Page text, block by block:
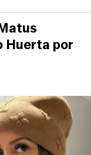
Huerta por